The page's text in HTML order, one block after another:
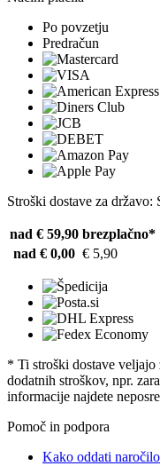
Po povzetju
Predračun
Stroški dostave za državo:
nad € 59,90 brezplačno*
nad € 0,00 € 5,90
* Ti stroški dostave
dodatnih stroškov, npr.
informacije najdete
Pomoč in podpora
Kako oddati naročilo